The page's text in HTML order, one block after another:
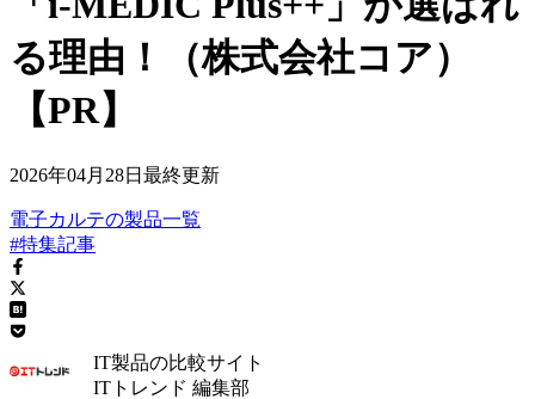
る理由！（株式会社コア）
【PR】
2026年04月28日 最終更新
電子カルテの製品一覧
#特集記事
IT製品の比較サイト
ITトレンド 編集部